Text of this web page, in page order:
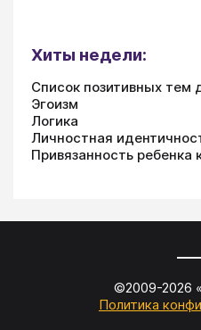
Хиты недели:
Список позитивных тем
Эгоизм
Логика
Личностная
Привязанность ребенка
©2009-2026 «
Политика